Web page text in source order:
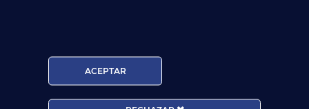
compromiso a través de este
esta oportunidad!
ACEPTAR